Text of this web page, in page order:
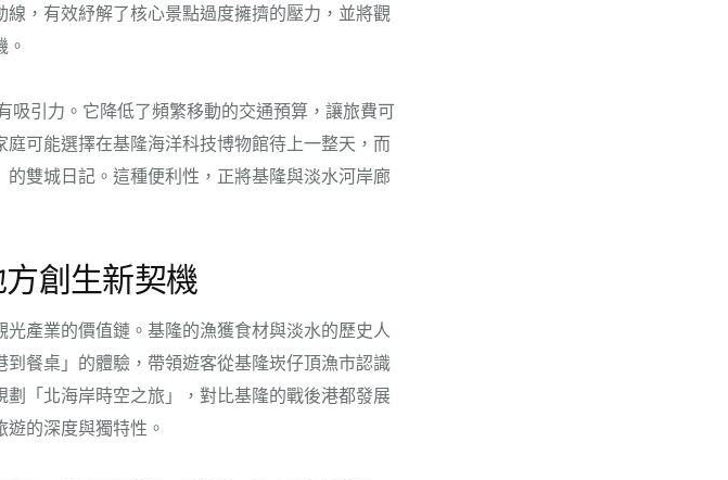
，有效紓解了核心景點過度擁擠的壓力，並將觀
吸引力。它降低了頻繁移動的交通預算，讓旅費可
可能選擇在基隆海洋科技博物館待上一整天，而
雙城日記。這種便利性，正將基隆與淡水河岸廊
創生新契機
產業的價值鏈。基隆的漁獲食材與淡水的歷史人
餐桌」的體驗，帶領遊客從基隆崁仔頂漁市認識
「北海岸時空之旅」，對比基隆的戰後港都發展
的深度與獨特性。